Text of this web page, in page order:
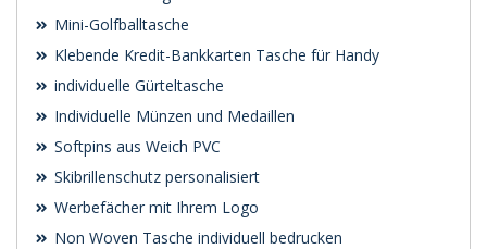
Mini-Golfballtasche
Klebende Kredit-Bankkarten Tasche für Handy
individuelle Gürteltasche
Individuelle Münzen und Medaillen
Softpins aus Weich PVC
Skibrillenschutz personalisiert
Werbefächer mit Ihrem Logo
Non Woven Tasche individuell bedrucken